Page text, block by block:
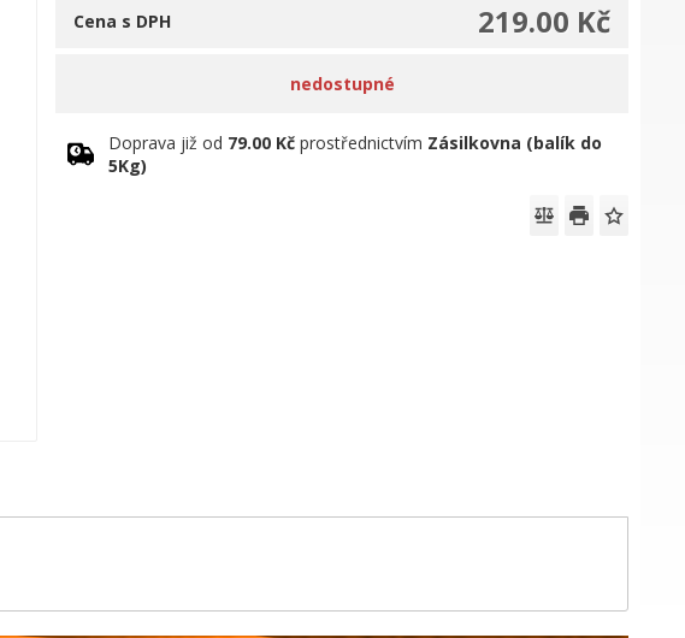
219.00 Kč
Cena s DPH
nedostupné
Doprava již od 79.00 Kč prostřednictvím Zásilkovna (balík do
5Kg)